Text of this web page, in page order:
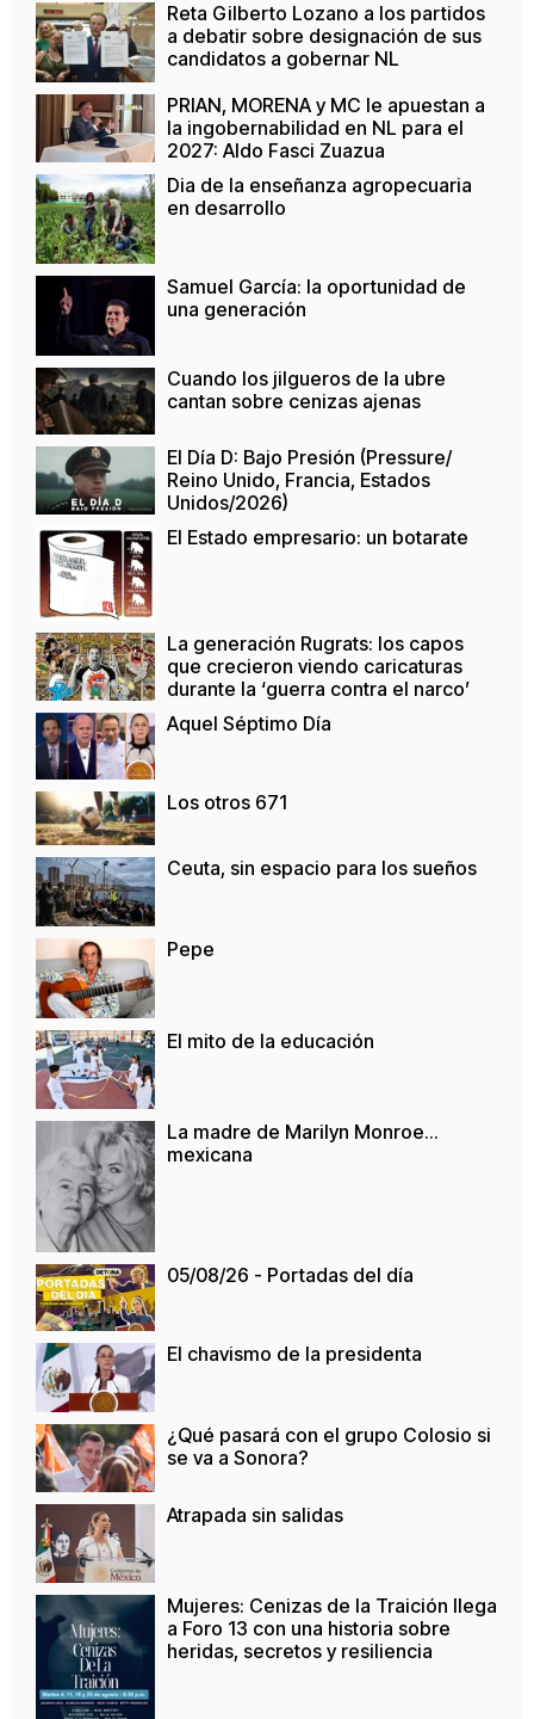
Reta Gilberto Lozano a los partidos
a debatir sobre designación de sus
candidatos a gobernar NL
PRIAN, MORENA y MC le apuestan a
la ingobernabilidad en NL para el
2027: Aldo Fasci Zuazua
Dia de la enseñanza agropecuaria
en desarrollo
Samuel García: la oportunidad de
una generación
Cuando los jilgueros de la ubre
cantan sobre cenizas ajenas
El Día D: Bajo Presión (Pressure/
Reino Unido, Francia, Estados
Unidos/2026)
El Estado empresario: un botarate
La generación Rugrats: los capos
que crecieron viendo caricaturas
durante la ‘guerra contra el narco’
Aquel Séptimo Día
Los otros 671
Ceuta, sin espacio para los sueños
Pepe
El mito de la educación
La madre de Marilyn Monroe…
mexicana
05/08/26 - Portadas del día
El chavismo de la presidenta
¿Qué pasará con el grupo Colosio si
se va a Sonora?
Atrapada sin salidas
Mujeres: Cenizas de la Traición llega
a Foro 13 con una historia sobre
heridas, secretos y resiliencia